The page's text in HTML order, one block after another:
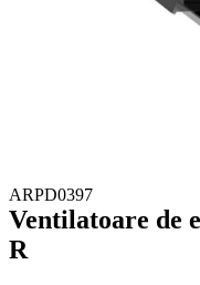
ARPD0397
Ventilatoare de
R